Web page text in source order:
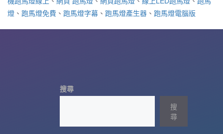
燈 、 跑馬燈免費 、 跑馬燈字幕 、 跑馬燈產生器 、 跑馬燈電腦版
搜尋
搜
尋